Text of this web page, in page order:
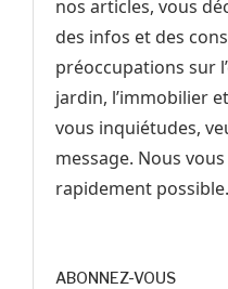
nos articles, vous
des infos et des
préoccupations sur
jardin, l’immobilier
vous inquiétudes,
message. Nous
rapidement possible.
ABONNEZ-VOUS